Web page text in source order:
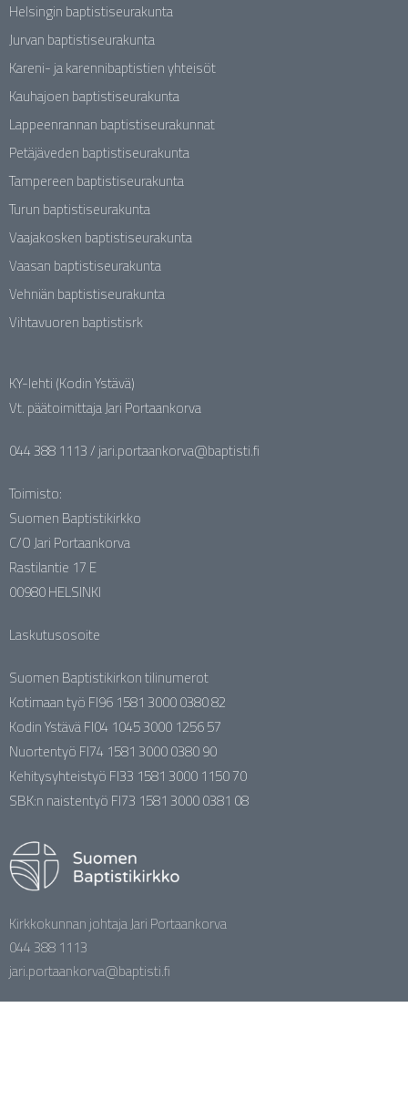
Helsingin baptistiseurakunta
Jurvan baptistiseurakunta
Kareni- ja karennibaptistien yhteisöt
Kauhajoen baptistiseurakunta
Lappeenrannan baptistiseurakunnat
Petäjäveden baptistiseurakunta
Tampereen baptistiseurakunta
Turun baptistiseurakunta
Vaajakosken baptistiseurakunta
Vaasan baptistiseurakunta
Vehniän baptistiseurakunta
Vihtavuoren baptistisrk
KY-lehti (Kodin Ystävä)
Vt. päätoimittaja Jari Portaankorva
044 388 1113 / jari.portaankorva@baptisti.fi
Toimisto:
Suomen Baptistikirkko
C/O Jari Portaankorva
Rastilantie 17 E
00980 HELSINKI
Laskutusosoite
Suomen Baptistikirkon tilinumerot
Kotimaan työ FI96 1581 3000 0380 82
Kodin Ystävä FI04 1045 3000 1256 57
Nuortentyö FI74 1581 3000 0380 90
Kehitysyhteistyö FI33 1581 3000 1150 70
SBK:n naistentyö FI73 1581 3000 0381 08
Kirkkokunnan johtaja Jari Portaankorva
044 388 1113
jari.portaankorva@baptisti.fi